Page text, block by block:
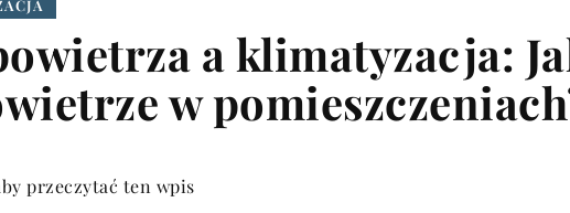
a klimatyzacja:
w
przeczytać ten wpis